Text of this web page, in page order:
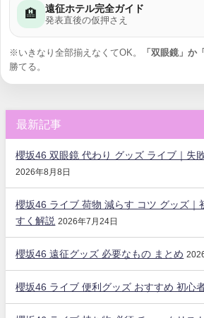
🏨 遠征ホテル完全ガイド
発表直後の仮押さえ
※いきなり全部揃えなくてOK。 「双眼鏡」か
勝てる。
最新記事
櫻坂46 双眼鏡 代わり グッズ ライブ｜失
2026年8月8日
櫻坂46 ライブ 荷物 減らす コツ グッズ｜
すく解説 2026年7月24日
櫻坂46 遠征グッズ 必要なもの まとめ
櫻坂46 ライブ 便利グッズ おすすめ 初心